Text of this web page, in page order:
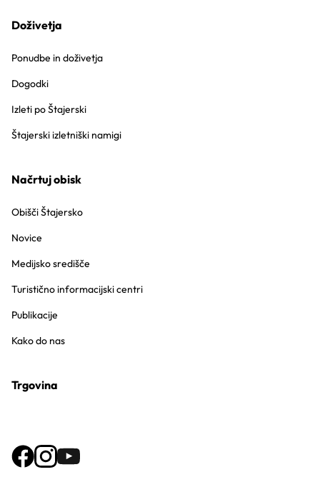
Doživetja
Ponudbe in doživetja
Dogodki
Izleti po Štajerski
Štajerski izletniški namigi
Načrtuj obisk
Obišči Štajersko
Novice
Medijsko središče
Turistično informacijski centri
Publikacije
Kako do nas
Trgovina